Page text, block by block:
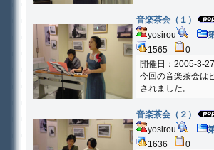
音楽茶会（１）
yosirou
1565
0
開催日：2005-3-27
今回の音楽茶会は
されました。
音楽茶会（２）
yosirou
1636
0